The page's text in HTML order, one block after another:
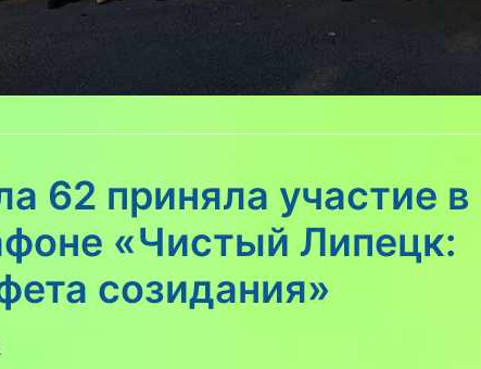
62 приняла участие в
«Чистый Липецк:
созидания»